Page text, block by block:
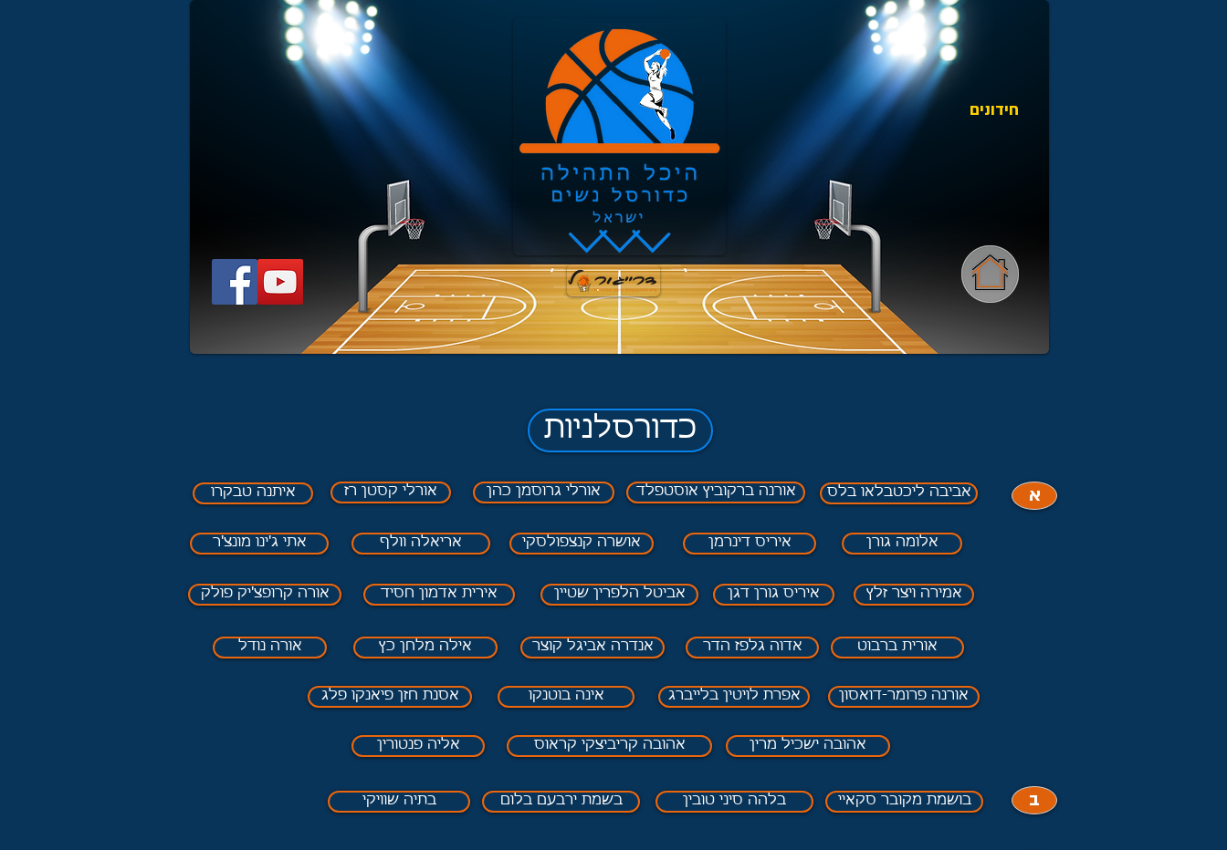
כדורסלניות
איתנה טבקרו
אתי ג'ינו מונצ'ר
אורלי קסטן רז אורלי גרוסמן כהן אורנה ברקוביץ אוסטפלד
אריאלה וולף אושרה קנצפולסקי איריס דינרמן
אביבה ליכטבלאו בלס
אלומה גורן
אורה קרופצ'יק פולק אירית אדמון חסיד אביטל הלפרין שטיין איריס גורן דגן אמירה ויצר זלץ
אורה נודל אילה מלחן כץ
אסנת חזן פיאנקו פלג
אליה פנטורין
אנדרה אביגל קוצר אדוה גלפז הדר אורית ברבוט
אינה בוטנקו אפרת לויטין בלייברג אורנה פרומר-דואסון
אהובה קריביצקי קראוס אהובה ישכיל מרין
בתיה שוויקי בשמת ירבעם בלום בלהה סיני טובין בושמת מקובר סקאיי
א
ב